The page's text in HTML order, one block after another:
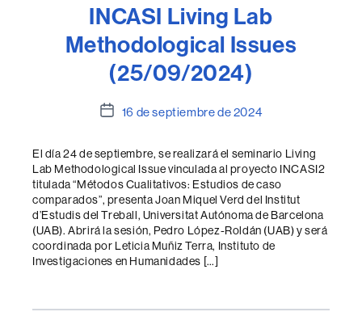
INCASI Living Lab
Methodological Issues
(25/09/2024)
Fecha
entrada
16 de septiembre de 2024
El día 24 de septiembre, se realizará el seminario Living
Lab Methodological Issue vinculada al proyecto INCASI2
titulada “Métodos Cualitativos: Estudios de caso
comparados”, presenta Joan Miquel Verd del Institut
d’Estudis del Treball, Universitat Autónoma de Barcelona
(UAB). Abrirá la sesión, Pedro López-Roldán (UAB) y será
coordinada por Leticia Muñiz Terra, Instituto de
Investigaciones en Humanidades […]